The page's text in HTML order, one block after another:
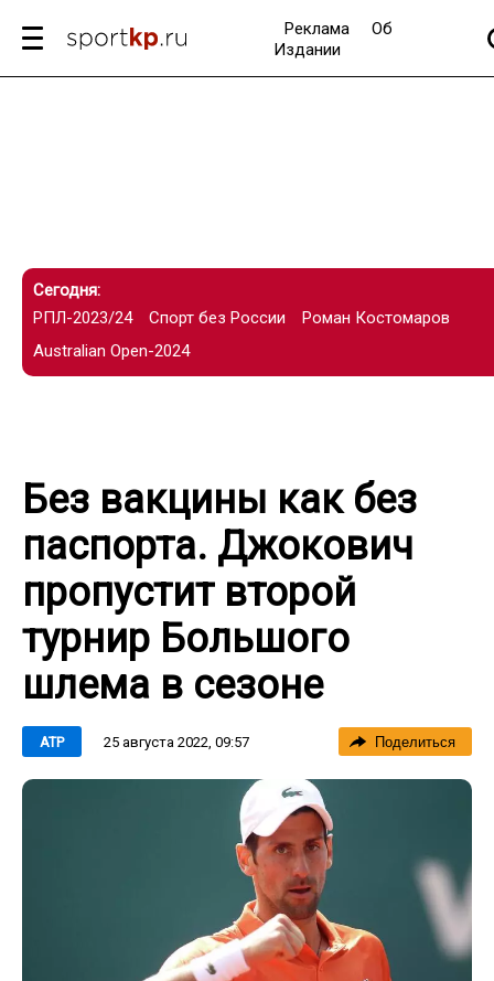
Реклама
Об
Издании
Сегодня:
РПЛ-2023/24
Спорт без России
Роман Костомаров
Australian Open-2024
Без вакцины как без
паспорта. Джокович
пропустит второй
турнир Большого
шлема в сезоне
ATP 25 августа 2022, 09:57 Поделиться